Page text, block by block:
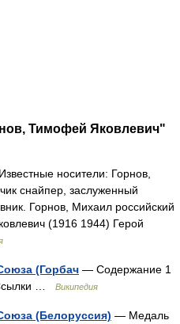
Тимофей Яковлевич"
носители: Горнов,
снайпер, заслуженный
Горнов, Михаил российский
(1916 1944) Герой
(Горбач — Содержание 1
…
Википедия
(Белоруссия) — Медаль